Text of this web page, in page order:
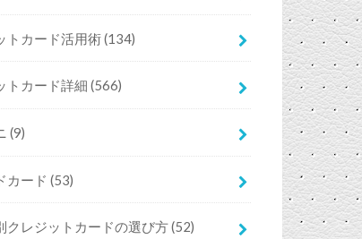
トカード活用術(134)
トカード詳細(566)
(9)
カード(53)
クレジットカードの選び方(52)